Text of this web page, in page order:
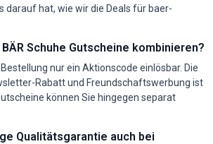
darauf hat, wie wir die Deals für baer-
Schuhe Gutscheine kombinieren?
nur ein Aktionscode einlösbar. Die
Rabatt und Freundschaftswerbung ist
können Sie hingegen separat
Qualitätsgarantie auch bei